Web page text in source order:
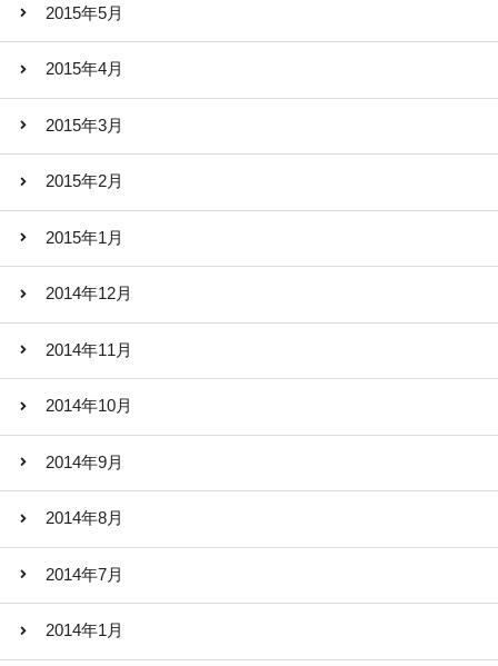
2015年5月
2015年4月
2015年3月
2015年2月
2015年1月
2014年12月
2014年11月
2014年10月
2014年9月
2014年8月
2014年7月
2014年1月